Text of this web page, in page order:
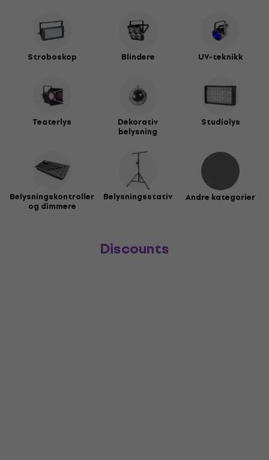
Stroboskop Blindere UV-teknikk
Teaterlys Dekorativ
belysning
Studiolys
Belysningskontroller
og dimmere
Belysningsstativ Andre kategorier
Discounts